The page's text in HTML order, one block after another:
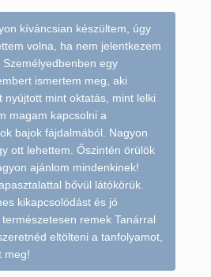
kíváncsian készültem, úgy
volna, ha nem jelentkezem
egy
ismertem meg, aki
nyújtott mint oktatás, mint lelki
magam kapcsolni a
bajok fájdalmából. Nagyon
ott lehettem. Őszintén örülök
ajánlom mindenkinek!
bővül látókörük.
kikapcsolódást és jó
remek Tanárral
eltölteni a tanfolyamot,
meg!